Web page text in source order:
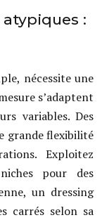
:
nécessite une
s’adaptent
variables. Des
grande flexibilité
Exploitez
pour des
un dressing
carrés selon sa